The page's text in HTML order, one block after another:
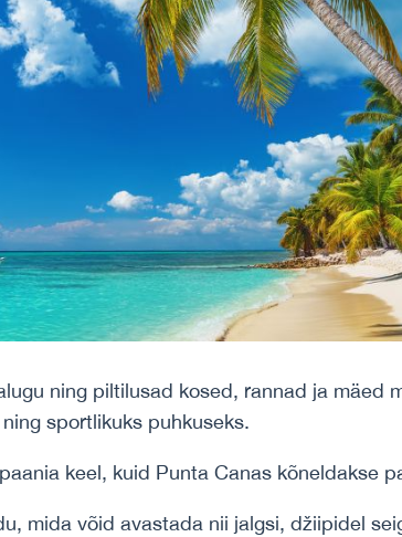
ning piltilusad kosed, rannad ja mäed
sportlikuks puhkuseks.
keel, kuid Punta Canas kõneldakse
mida võid avastada nii jalgsi, džiipidel